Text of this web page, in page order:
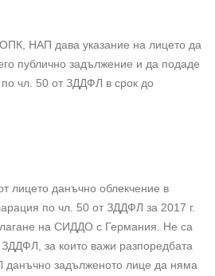
НАП дава указание на лицето да
публично задължение и да подаде
чл. 50 от ЗДДФЛ в срок до
лицето данъчно облекчение в
по чл. 50 от ЗДДФЛ за 2017 г.
на СИДДО с Германия. Не са
за които важи разпоредбата
данъчно задълженото лице да няма